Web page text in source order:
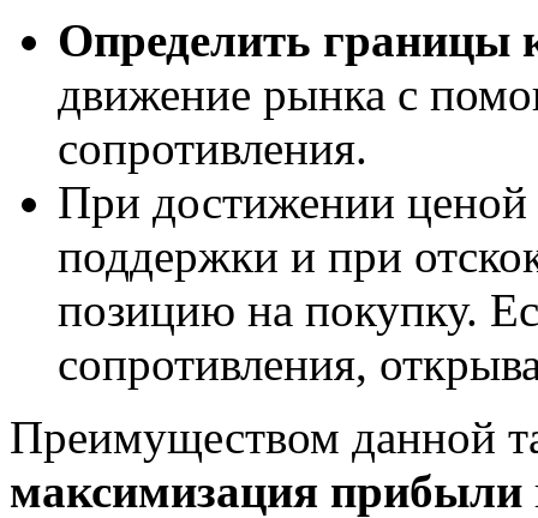
Определить границы
движение рынка с
сопротивления.
При достижении
поддержки и при
позицию на покупку.
сопротивления,
Преимуществом данной
максимизация прибыли